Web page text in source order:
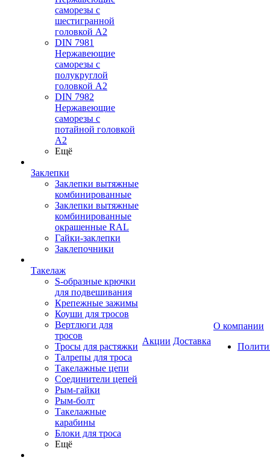
саморезы с
шестигранной
головкой А2
DIN 7981
Нержавеющие
саморезы с
полукруглой
головкой А2
DIN 7982
Нержавеющие
саморезы с
потайной головкой
А2
Ещё
Заклепки
Заклепки вытяжные
комбинированные
Заклепки вытяжные
комбинированные
окрашенные RAL
Гайки-заклепки
Заклепочники
Такелаж
S-образные крючки
для подвешивания
Крепежные зажимы
Коуши для тросов
Вертлюги для
тросов
Тросы для растяжки
Талрепы для троса
Такелажные цепи
Соединители цепей
Рым-гайки
Рым-болт
Такелажные
карабины
Блоки для троса
Ещё
Акции Доставка
О компании